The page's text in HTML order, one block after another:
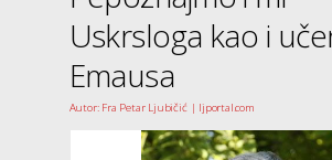
Uskrsloga kao i
Emausa
Autor: Fra Petar Ljubičić | ljportal.com